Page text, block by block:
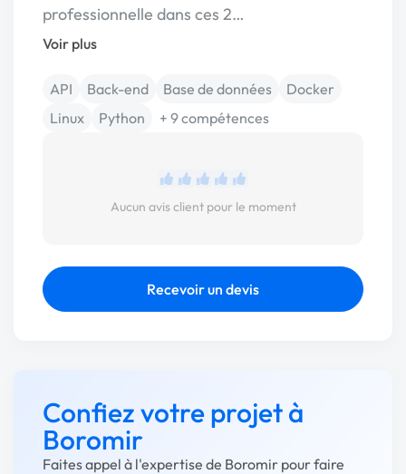
professionnelle dans ces 2…
Voir plus
API Back-end Base de données
Docker
Linux
Python + 9 compétences
Aucun avis client pour le moment
Recevoir un devis
Confiez votre projet à
Boromir
Faites appel à l'expertise de Boromir pour faire